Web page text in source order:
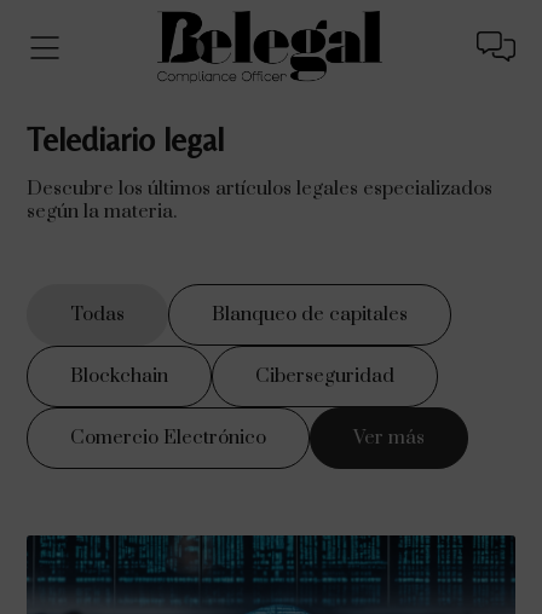
Telediario legal
Descubre los últimos artículos legales especializados
según la materia.
Todas Blanqueo de capitales
Blockchain Ciberseguridad
Comercio Electrónico Ver más